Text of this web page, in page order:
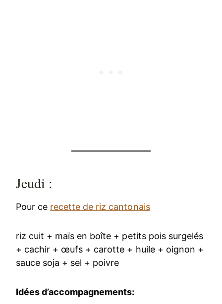
Jeudi :
Pour ce recette de riz cantonais
riz cuit + maïs en boîte + petits pois surgelés
+ cachir + œufs + carotte + huile + oignon +
sauce soja + sel + poivre
Idées d’accompagnements: